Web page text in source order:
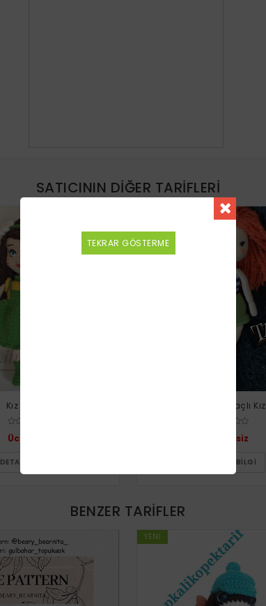
SATICININ DIĞER TARIFLERI
Kız Bebek
Ücretsiz
DETAYLI BILGI
Truncu Saçlı Kız
Ücretsiz
DETAYLI BILGI
BENZER TARIFLER
YENI
TEKRAR GÖSTERME